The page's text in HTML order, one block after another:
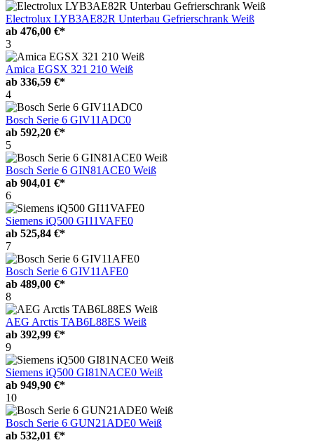
Electrolux LYB3AE82R Unterbau Gefrierschrank Weiß
ab 476,00 €*
3
Amica EGSX 321 210 Weiß
ab 336,59 €*
4
Bosch Serie 6 GIV11ADC0
ab 592,20 €*
5
Bosch Serie 6 GIN81ACE0 Weiß
ab 904,01 €*
6
Siemens iQ500 GI11VAFE0
ab 525,84 €*
7
Bosch Serie 6 GIV11AFE0
ab 489,00 €*
8
AEG Arctis TAB6L88ES Weiß
ab 392,99 €*
9
Siemens iQ500 GI81NACE0 Weiß
ab 949,90 €*
10
Bosch Serie 6 GUN21ADE0 Weiß
ab 532,01 €*